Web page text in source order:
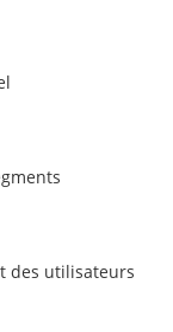
des utilisateurs